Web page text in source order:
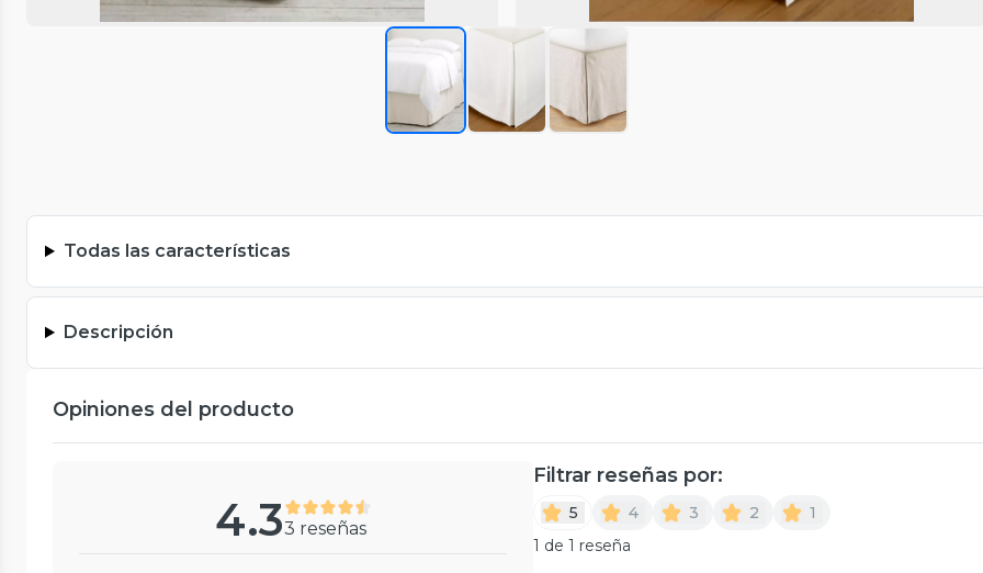
Todas las características
Descripción
Opiniones del producto
4.33 reseñas
Filtrar reseñas por:
5 4 3 2
1
1 de 1 reseña